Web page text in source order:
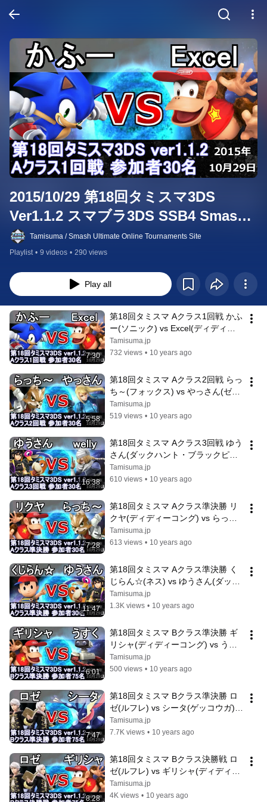
2015/10/29 第18回タミスマ3DS
Ver1.1.2 スマブラ3DS SSB4 Smash
for 3DS
Tamisuma / Smash Ultimate Online Tournaments Site
Playlist • 9 videos • 290 views
Play all
7:30
第18回タミスマ Aクラス1回戦 かふ
ー(ソニック) vs Excel(ディディー
コング) スマブラ3DS SSB4 Smash
for 3DS
Tamisuma.jp
732 views • 10 years ago
5:58
第18回タミスマ Aクラス2回戦 らっ
ち～(フォックス) vs やっさん(ゼロ
スーツサムス) スマブラ3DS SSB4
Smash for 3DS
Tamisuma.jp
519 views • 10 years ago
16:38
第18回タミスマ Aクラス3回戦 ゆう
さん(ダックハント・ブラックピッ
ト) vs welly(シーク) スマブラ3DS
SSB4 Smash for 3DS
Tamisuma.jp
610 views • 10 years ago
7:28
第18回タミスマ Aクラス準決勝 リ
クヤ(ディディーコング) vs らっち
～(フォックス) スマブラ3DS SSB4
Smash for 3DS
Tamisuma.jp
613 views • 10 years ago
11:47
第18回タミスマ Aクラス準決勝 く
じらん☆(ネス) vs ゆうさん(ダック
ハント・ブラックピット) スマブラ
3DS SSB4 Smash for 3DS
Tamisuma.jp
1.3K views • 10 years ago
6:01
第18回タミスマ Bクラス準決勝 ギ
リシャ(ディディーコング) vs うす
く(ロボット) スマブラ3DS SSB4
Smash for 3DS
Tamisuma.jp
500 views • 10 years ago
7:47
第18回タミスマ Bクラス準決勝 ロ
ゼ(ルフレ) vs シータ(ゲッコウガ)
スマブラ3DS SSB4 Smash for 3DS
Tamisuma.jp
7.7K views • 10 years ago
8:28
第18回タミスマ Bクラス決勝戦 ロ
ゼ(ルフレ) vs ギリシャ(ディディー
コング) スマブラ3DS SSB4 Smash
for 3DS
Tamisuma.jp
4K views • 10 years ago